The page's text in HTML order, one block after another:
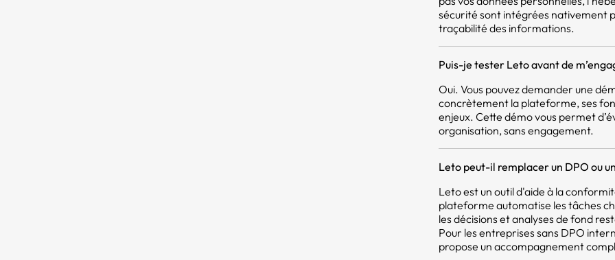
sécurité sont intégrées nativement
traçabilité des informations.
Puis-je tester Leto avant de
Oui. Vous pouvez demander une
concrètement la plateforme, ses
enjeux. Cette démo vous permet
organisation, sans engagement.
Leto peut-il remplacer un DPO ou
Leto est un outil d'aide à la
plateforme automatise les tâches
les décisions et analyses de fond
Pour les entreprises sans DPO
propose un accompagnement